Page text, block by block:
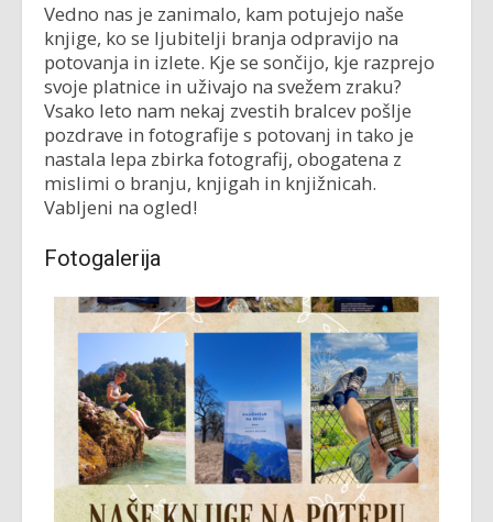
Vedno nas je zanimalo, kam potujejo naše
knjige, ko se ljubitelji branja odpravijo na
potovanja in izlete. Kje se sončijo, kje razprejo
svoje platnice in uživajo na svežem zraku?
Vsako leto nam nekaj zvestih bralcev pošlje
pozdrave in fotografije s potovanj in tako je
nastala lepa zbirka fotografij, obogatena z
mislimi o branju, knjigah in knjižnicah.
Vabljeni na ogled!
Fotogalerija